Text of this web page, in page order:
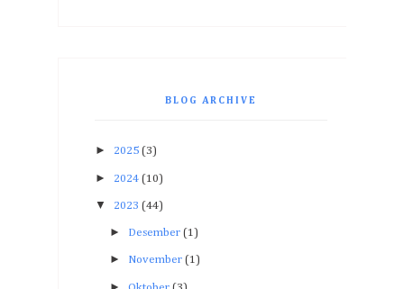
BLOG ARCHIVE
► 2025 (3)
► 2024 (10)
▼ 2023 (44)
► Desember (1)
► November (1)